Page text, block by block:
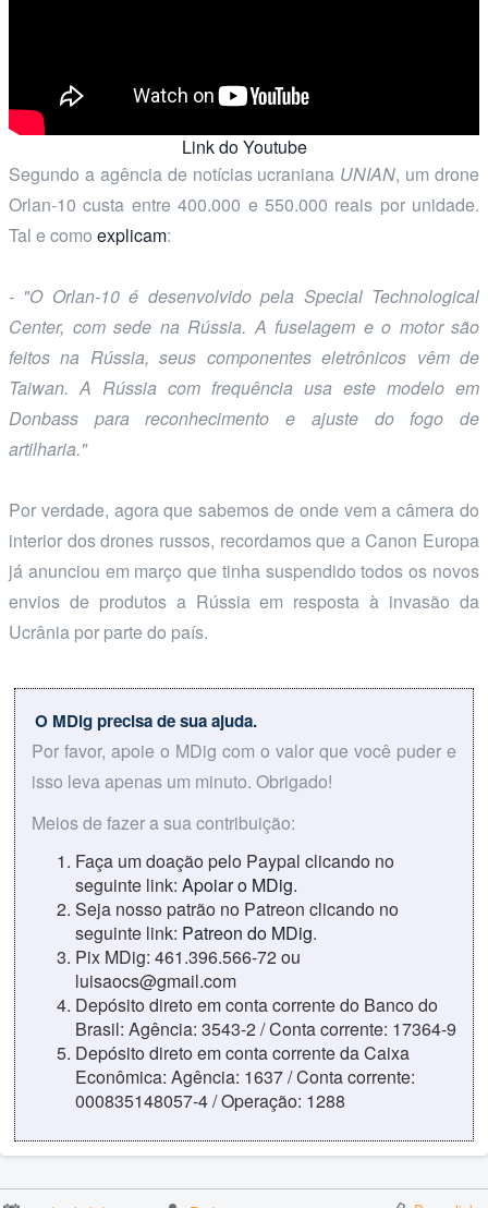
Link do Youtube
Segundo a agência de notícias ucraniana UNIAN, um drone
Orlan-10 custa entre 400.000 e 550.000 reais por unidade.
Tal e como explicam:
- "O Orlan-10 é desenvolvido pela Special Technological
Center, com sede na Rússia. A fuselagem e o motor são
feitos na Rússia, seus componentes eletrônicos vêm de
Taiwan. A Rússia com frequência usa este modelo em
Donbass para reconhecimento e ajuste do fogo de
artilharia."
Por verdade, agora que sabemos de onde vem a câmera do
interior dos drones russos, recordamos que a Canon Europa
já anunciou em março que tinha suspendido todos os novos
envios de produtos a Rússia em resposta à invasão da
Ucrânia por parte do país.
O MDig precisa de sua ajuda.
Por favor, apoie o MDig com o valor que você puder e
isso leva apenas um minuto. Obrigado!
Meios de fazer a sua contribuição:
Faça um doação pelo Paypal clicando no
seguinte link: Apoiar o MDig.
Seja nosso patrão no Patreon clicando no
seguinte link: Patreon do MDig.
Pix MDig: 461.396.566-72 ou
luisaocs@gmail.com
Depósito direto em conta corrente do Banco do
Brasil: Agência: 3543-2 / Conta corrente: 17364-9
Depósito direto em conta corrente da Caixa
Econômica: Agência: 1637 / Conta corrente:
000835148057-4 / Operação: 1288